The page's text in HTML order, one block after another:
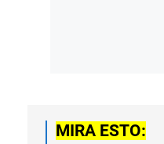
MIRA ESTO: